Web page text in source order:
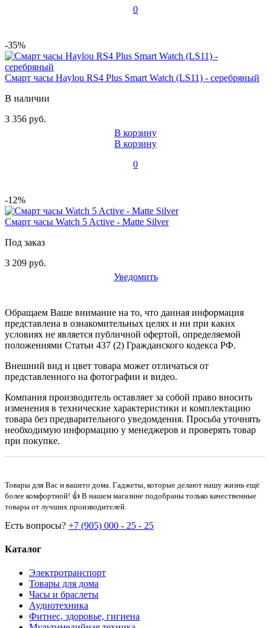
0
-35%
Смарт часы Haylou RS4 Plus Smart Watch (LS11) - серебряный
В наличии
3 356 руб.
В корзину
В корзину
0
-12%
Смарт часы Watch 5 Active - Matte Silver
Под заказ
3 209 руб.
Уведомить
Обращаем Ваше внимание на то, что данная информация
представлена в ознакомительных целях и ни при каких
условиях не является публичной офертой, определяемой
положениями Статьи 437 (2) Гражданского кодекса РФ.
Внешний вид и цвет товара может отличаться от
представленного на фотографии и видео.
Компания производитель оставляет за собой право вносить
изменения в технические характеристики и комплектацию
товара без предварительного уведомдения. Просьба уточнять
необходимую информацию у менеджеров и проверять товар
при покупке.
Товары для Вас и вашего дома. Гаджеты, которые делают нашу жизнь ещё
более комфортной! 👍 В нашем магазине подобраны только качественные
товары от лучших производителей.
Есть вопросы? +7 (905) 000 - 25 - 25
Каталог
Электротранспорт
Товары для дома
Часы и браслеты
Аудиотехника
Фитнес, здоровье, гигиена